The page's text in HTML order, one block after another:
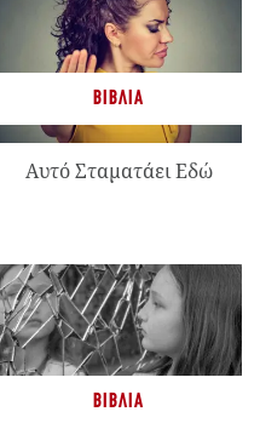
ΒΙΒΛΊΑ
Αυτό Σταματάει Εδώ
ΒΙΒΛΊΑ